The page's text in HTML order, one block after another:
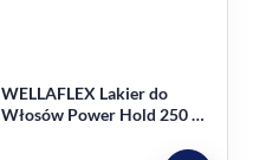
WELLAFLEX Lakier do
Włosów Power Hold 250 ml